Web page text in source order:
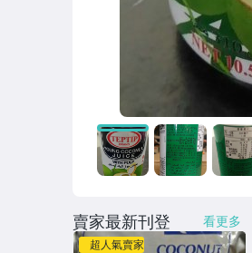
賣家最新刊登 看更多
超人氣賣家